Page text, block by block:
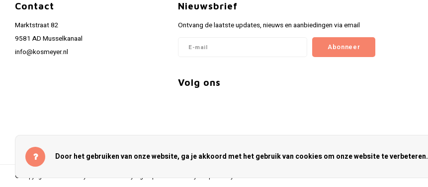
Contact
Marktstraat 82
9581 AD Musselkanaal
info@kosmeyer.nl
Nieuwsbrief
Ontvang de laatste updates, nieuws en aanbiedingen via email
Abonneer
Volg ons
© Copyright 2026 Kosmeyer.nl - Powered byLightspeed- Theme byShopmonkey
Door het gebruiken van onze website, ga je akkoord met het gebruik van cookies om onze website te verbeteren.